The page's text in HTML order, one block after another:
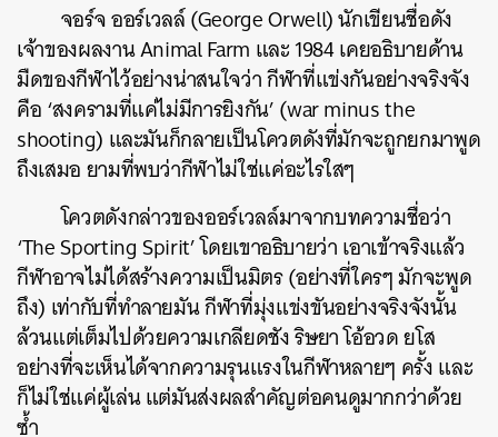
​ จอร์จ ออร์เวลล์ (George Orwell) นักเขียนชื่อดัง
เจ้าของผลงาน Animal Farm และ 1984 เคยอธิบายด้าน
มืดของกีฬาไว้อย่างน่าสนใจว่า กีฬาที่แข่งกันอย่างจริงจัง
คือ ‘สงครามที่แค่ไม่มีการยิงกัน’ (war minus the
shooting) และมันก็กลายเป็นโควตดังที่มักจะถูกยกมาพูด
ถึงเสมอ ยามที่พบว่ากีฬาไม่ใช่แค่อะไรใสๆ
​ โควตดังกล่าวของออร์เวลล์มาจากบทความชื่อว่า
‘The Sporting Spirit’ โดยเขาอธิบายว่า เอาเข้าจริงแล้ว
กีฬาอาจไม่ได้สร้างความเป็นมิตร (อย่างที่ใครๆ มักจะพูด
ถึง) เท่ากับที่ทำลายมัน กีฬาที่มุ่งแข่งขันอย่างจริงจังนั้น
ล้วนแต่เต็มไปด้วยความเกลียดชัง ริษยา โอ้อวด ยโส
อย่างที่จะเห็นได้จากความรุนแรงในกีฬาหลายๆ ครั้ง และ
ก็ไม่ใช่แค่ผู้เล่น แต่มันส่งผลสำคัญต่อคนดูมากกว่าด้วย
ซ้ำ